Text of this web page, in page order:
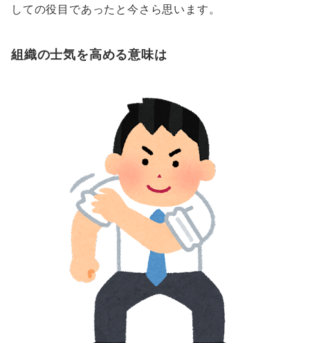
しての役目であったと今さら思います。
組織の士気を高める意味は